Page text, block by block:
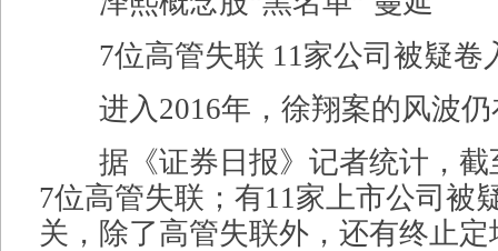
7位高管失联 11家公司被疑卷
进入2016年，徐翔案的风波仍
据《证券日报》记者统计，截
7位高管失联；有11家上市公司被
关，除了高管失联外，还有终止